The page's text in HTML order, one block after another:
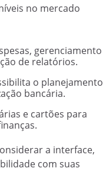
no mercado
gerenciamento
de relatórios.
o planejamento
bancária.
e cartões para
a interface,
com suas